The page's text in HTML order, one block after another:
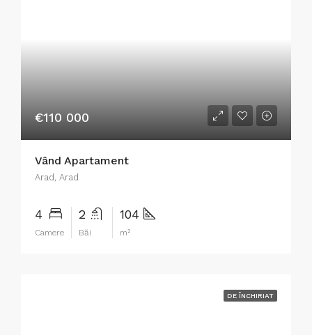
€110 000
Vând Apartament
Arad, Arad
4
Camere
2
Băi
104
m²
DE ÎNCHIRIAT